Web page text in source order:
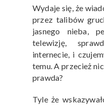
Wydaje się, że
przez talibów
jasnego nieba,
telewizję,
internecie, i
temu. A przecież
prawda?
Tyle że